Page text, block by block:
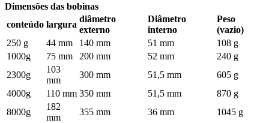
Dimensões das bobinas
conteúdo largura
diâmetro
externo
Diâmetro
interno
Peso
(vazio)
250 g
44 mm 140 mm 51 mm
108 g
1000g
75 mm 200 mm 52 mm
240 g
2300g
103
mm
300 mm 51,5 mm
605 g
4000g
110 mm 350 mm 51,5 mm
870 g
8000g
182
mm
355 mm 36 mm
1045 g